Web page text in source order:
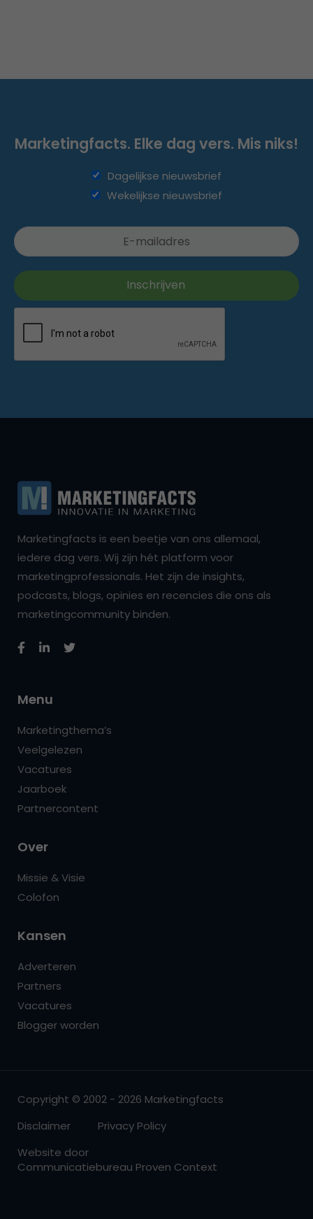
Marketingfacts. Elke dag vers. Mis niks!
Dagelijkse nieuwsbrief
Wekelijkse nieuwsbrief
Marketingfacts is een beetje van ons allemaal,
iedere dag vers. Wij zijn hét platform voor
marketingprofessionals. Het zijn de insights,
podcasts, blogs, opinies en recencies die ons als
marketingcommunity binden.
Menu
Marketingthema’s
Veelgelezen
Vacatures
Jaarboek
Partnercontent
Over
Missie & Visie
Colofon
Kansen
Adverteren
Partners
Vacatures
Blogger worden
Copyright © 2002 - 2026 Marketingfacts
Disclaimer
Privacy Policy
Website door
Communicatiebureau Proven Context